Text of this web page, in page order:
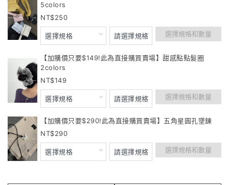
5colors
250
選擇規格和數量
【加購價只要$149!此為直接購買賣場】甜感點點髮圈
2colors
149
選擇規格和數量
【加購價只要$290!此為直接購買賣場】五角星圓孔墜鍊
290
選擇規格和數量